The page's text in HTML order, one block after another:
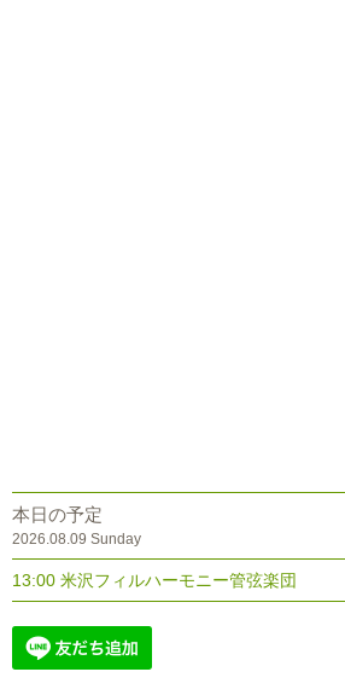
本日の予定
2026.08.09 Sunday
13:00 米沢フィルハーモニー管弦楽団